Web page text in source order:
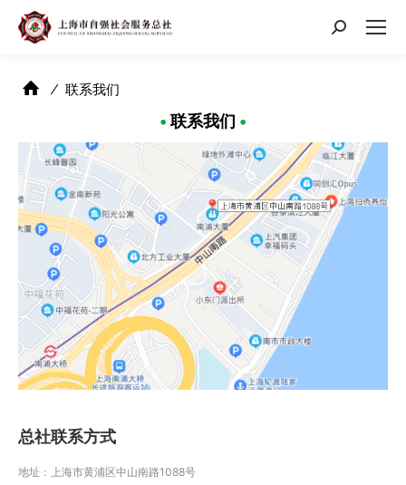
搜
⁄ 联系我们
• 联系我们 •
总社联系方式
地址：上海市黄浦区中山南路1088号